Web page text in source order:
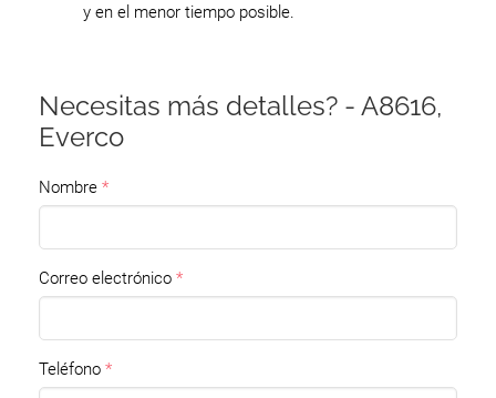
y en el menor tiempo posible.
Necesitas más detalles? - A8616,
Everco
Nombre
Correo electrónico
Teléfono